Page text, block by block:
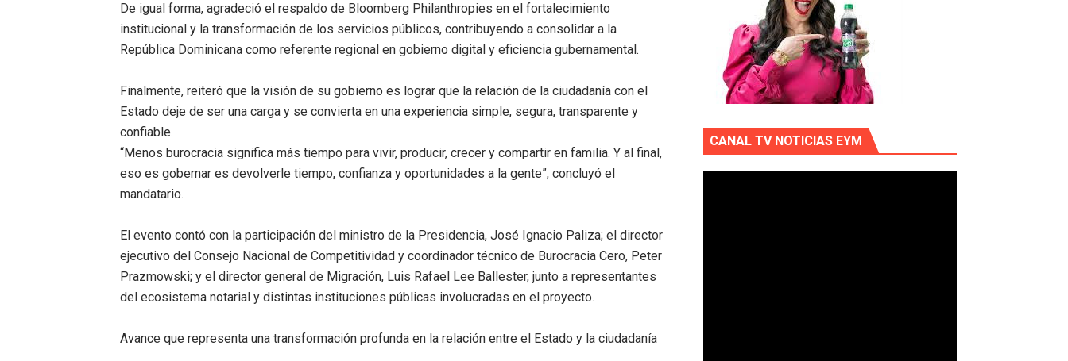
De igual forma, agradeció el respaldo de Bloomberg Philanthropies en el fortalecimiento
institucional y la transformación de los servicios públicos, contribuyendo a consolidar a la
República Dominicana como referente regional en gobierno digital y eficiencia gubernamental.
Finalmente, reiteró que la visión de su gobierno es lograr que la relación de la ciudadanía con el
Estado deje de ser una carga y se convierta en una experiencia simple, segura, transparente y
confiable.
“Menos burocracia significa más tiempo para vivir, producir, crecer y compartir en familia. Y al final,
eso es gobernar es devolverle tiempo, confianza y oportunidades a la gente”, concluyó el
mandatario.
El evento contó con la participación del ministro de la Presidencia, José Ignacio Paliza; el director
ejecutivo del Consejo Nacional de Competitividad y coordinador técnico de Burocracia Cero, Peter
Prazmowski; y el director general de Migración, Luis Rafael Lee Ballester, junto a representantes
del ecosistema notarial y distintas instituciones públicas involucradas en el proyecto.
Avance que representa una transformación profunda en la relación entre el Estado y la ciudadanía
CANAL TV NOTICIAS EYM